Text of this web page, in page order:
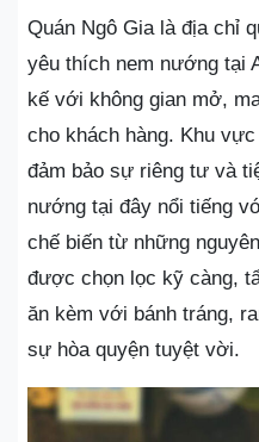
Quán Ngô Gia là địa chỉ
yêu thích nem nướng tại
kế với không gian mở,
cho khách hàng. Khu
đảm bảo sự riêng tư và
nướng tại đây nổi tiếng
chế biến từ những
được chọn lọc kỹ càng,
ăn kèm với bánh tráng,
sự hòa quyện tuyệt vời.